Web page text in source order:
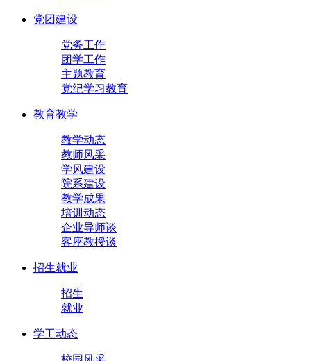
党团建设
党务工作
团学工作
主题教育
党纪学习教育
教育教学
教学动态
教师风采
学风建设
院系建设
教学成果
培训动态
企业导师谈
客座教授谈
招生就业
招生
就业
学工动态